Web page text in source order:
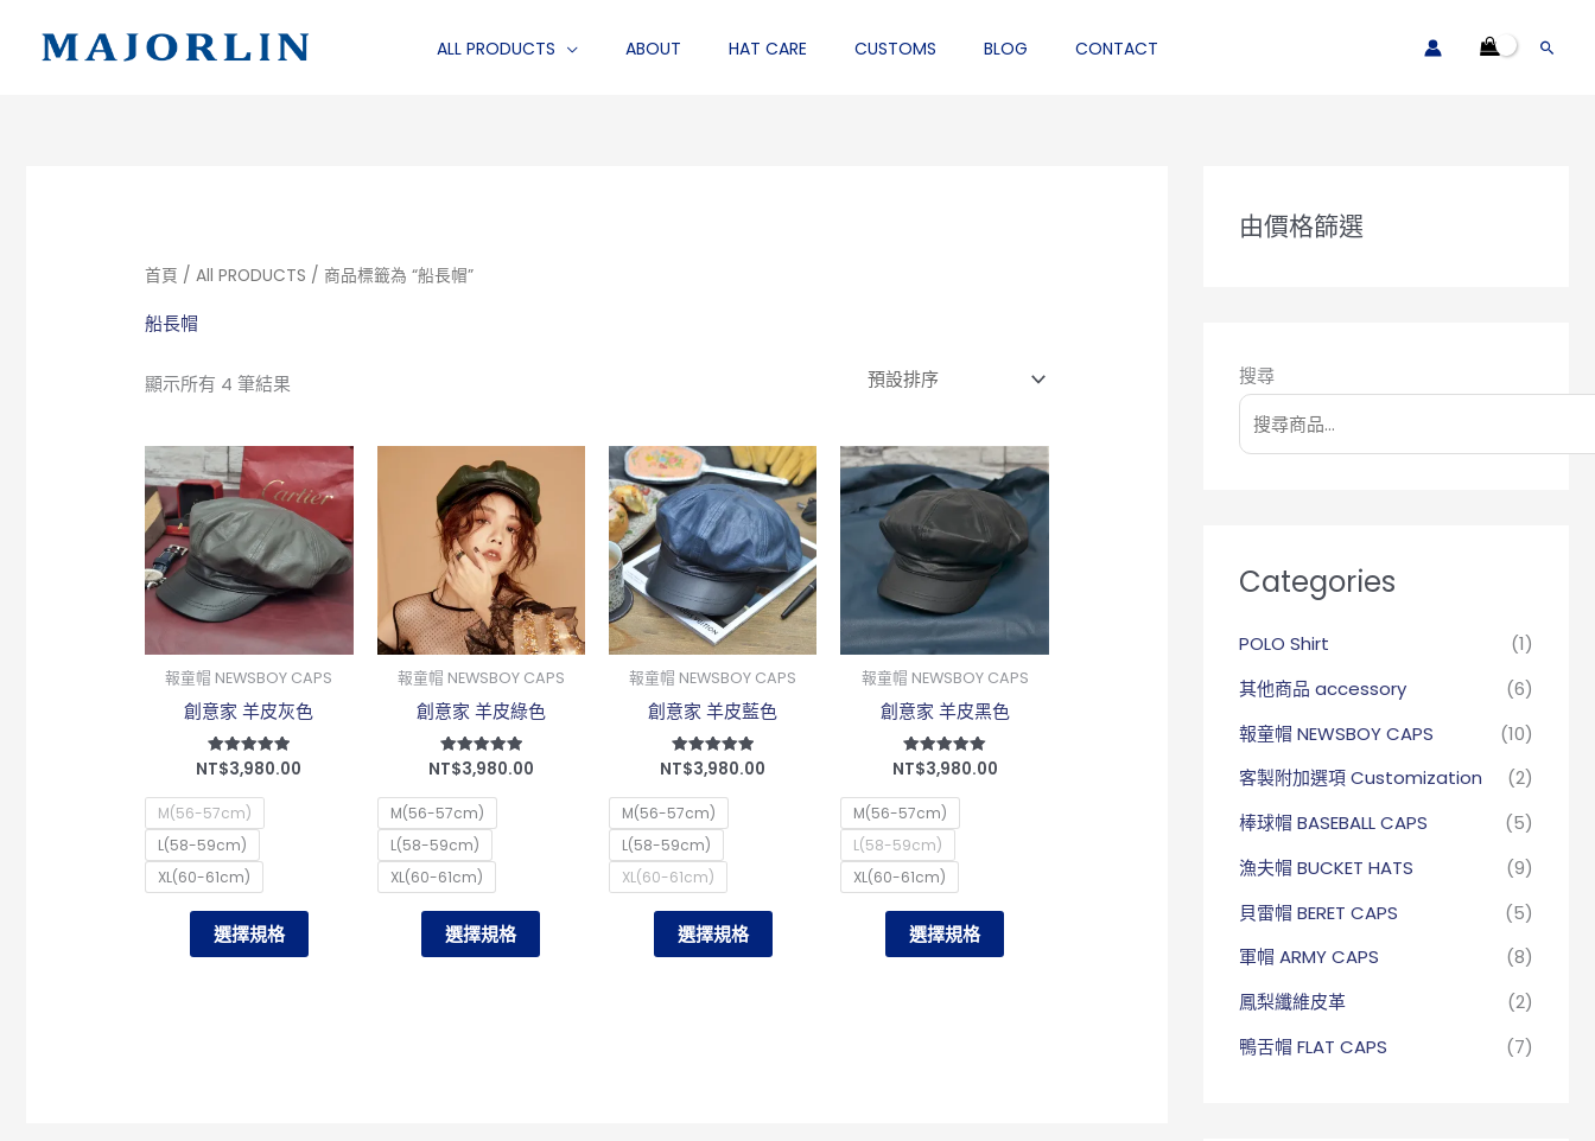
ALL PRODUCTS ABOUT HAT CARE CUSTOMS BLOG CONTACT
搜
首頁 /All PRODUCTS / 商品標籤為 “船長帽”
船長帽
顯示所有 4 筆結果
報童帽 NEWSBOY CAPS
創意家 羊皮灰色
評分
5.00
滿分 5
NT$3,980.00
M(56-57cm)
L(58-59cm)
XL(60-61cm)
選擇規格
此
產
品
有
多
款
式。
可
選
報童帽 NEWSBOY CAPS
創意家 羊皮綠色
評分
5.00
滿分 5
NT$3,980.00
M(56-57cm)
L(58-59cm)
XL(60-61cm)
選擇規格
產
品
種
款
式。
可
選
報童帽 NEWSBOY CAPS
創意家 羊皮藍色
評分
5.00
滿分 5
NT$3,980.00
M(56-57cm)
L(58-59cm)
XL(60-61cm)
選擇規格
此
產
品
有
多
種
款
式。
可
選
報童帽 NEWSBOY CAPS
創意家 羊皮黑色
評分
5.00
滿分 5
NT$3,980.00
M(56-57cm)
L(58-59cm)
XL(60-61cm)
選擇規格
此
產
品
有
多
種
款
式。
可
選
由價格篩選
搜尋
Categories
POLO Shirt
(1)
其他商品 accessory
(6)
報童帽 NEWSBOY CAPS
(10)
客製附加選項 Customization
(2)
棒球帽 BASEBALL CAPS
(5)
漁夫帽 BUCKET HATS
(9)
貝雷帽 BERET CAPS
(5)
軍帽 ARMY CAPS
(8)
鳳梨纖維皮革
(2)
鴨舌帽 FLAT CAPS
(7)